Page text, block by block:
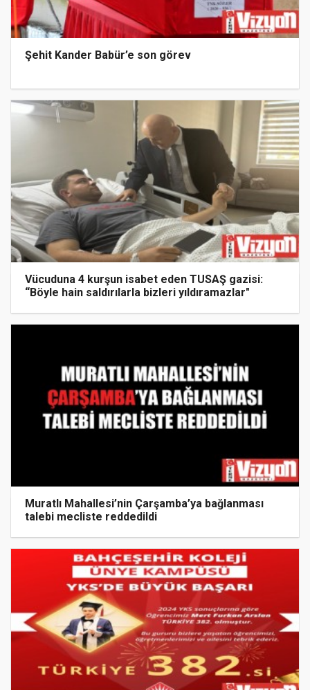
Şehit Kander Babür’e son görev
Vücuduna 4 kurşun isabet eden TUSAŞ gazisi:
“Böyle hain saldırılarla bizleri yıldıramazlar"
Muratlı Mahallesi’nin Çarşamba’ya bağlanması
talebi mecliste reddedildi